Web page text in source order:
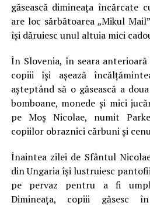
găsească dimineața încărcate
are loc sărbătoarea „Mikul
își dăruiesc unul altuia mici
În Slovenia, în seara
copiii își așează
așteptând să o găsească a
bomboane, monede și mici
pe Moș Nicolae, numit
copiilor obraznici cărbuni și
Înaintea zilei de Sfântul
din Ungaria își lustruiesc
pe pervaz pentru a fi
Dimineața, copiii găsesc